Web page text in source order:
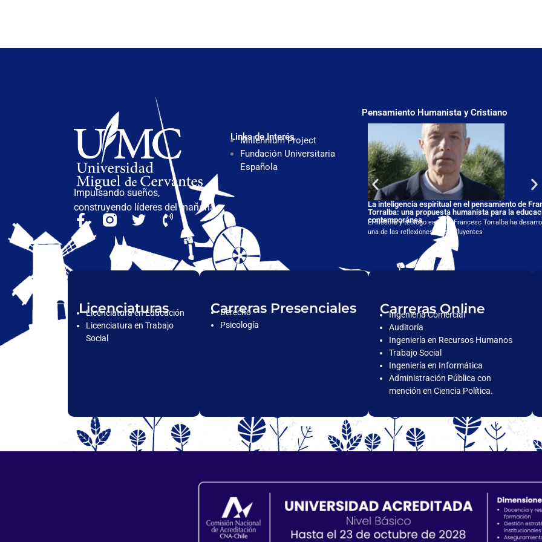
Impulsando sueños,
construyendo líderes del mañana.
Links de Interés
Millennium Project
Fundación Universitaria
Española
Pensamiento Humanista y Cristiano
La inteligencia espiritual en el pensamiento de
Torralba: una propuesta humanista para la
contemporánea
El filósofo y teólogo español Francesc Torralba ha
una de las reflexiones más influyentes
Licenciaturas
Licenciatura en Educación
Licenciatura en Trabajo
Social
Carreras Presenciales
Derecho
Psicología
Carreras Online
Ingeniería Comercial
Auditoría
Ingeniería en Recursos Humanos
Trabajo Social
Ingeniería en Informática
Administración Pública con
mención en Ciencia Política.